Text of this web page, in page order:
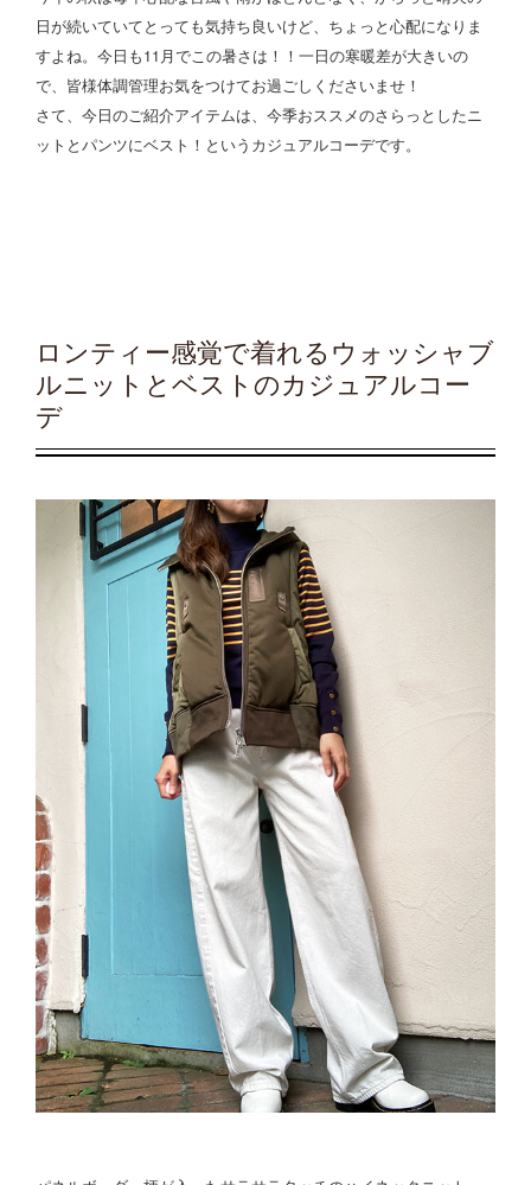
日が続いていてとっても気持ち良いけど、ちょっと心配になりま
すよね。今日も11月でこの暑さは！！一日の寒暖差が大きいの
で、皆様体調管理お気をつけてお過ごしくださいませ！
さて、今日のご紹介アイテムは、今季おススメのさらっとしたニ
ットとパンツにベスト！というカジュアルコーデです。
ロンティー感覚で着れるウォッシャブ
ルニットとベストのカジュアルコー
デ